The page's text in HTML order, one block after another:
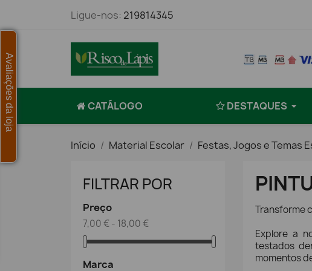
Ligue-nos: 219814345
CATÁLOGO DESTAQUES
Início Material Escolar Festas, Jogos e Temas
FILTRAR POR
Preço
7,00 € - 18,00 €
Marca
Transforme
Explore a
testados
momentos
Avaliações da loja